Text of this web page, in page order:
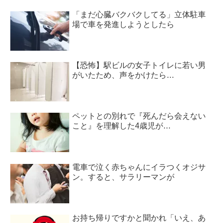
「まだ心臓バクバクしてる」立体駐車
場で車を発進しようとしたら
【恐怖】駅ビルの女子トイレに若い男
がいたため、声をかけたら…
ペットとの別れで『死んだら会えない
こと』を理解した4歳児が…
電車で泣く赤ちゃんにイラつくオジサ
ン。すると、サラリーマンが
お持ち帰りですかと聞かれ「いえ、あ